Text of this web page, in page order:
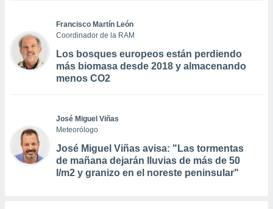
Francisco Martín León
Coordinador de la RAM
Los bosques europeos están perdiendo
más biomasa desde 2018 y almacenando
menos CO2
José Miguel Viñas
Meteorólogo
José Miguel Viñas avisa: "Las tormentas
de mañana dejarán lluvias de más de 50
l/m2 y granizo en el noreste peninsular"